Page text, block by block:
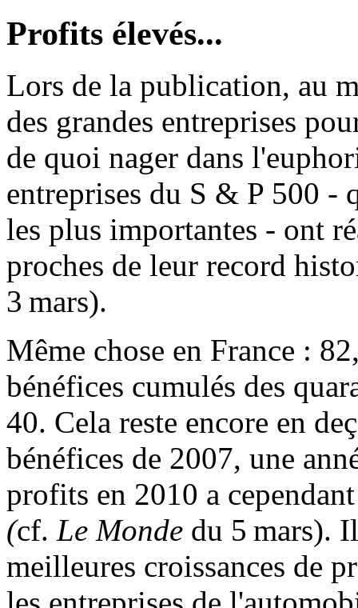
Profits élevés...
Lors de la publication, au
des grandes entreprises
de quoi nager dans
entreprises du S & P 500 -
les plus importantes - ont
proches de leur record
3 mars).
Même chose en France :
bénéfices cumulés des
40. Cela reste encore en
bénéfices de 2007, une
profits en 2010 a
(cf. Le Monde du 5 mars).
meilleures croissances de